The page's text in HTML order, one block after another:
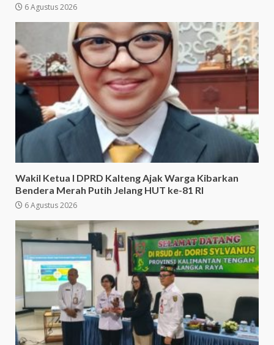
6 Agustus 2026
Wakil Ketua I DPRD Kalteng Ajak Warga Kibarkan
Bendera Merah Putih Jelang HUT ke-81 RI
6 Agustus 2026